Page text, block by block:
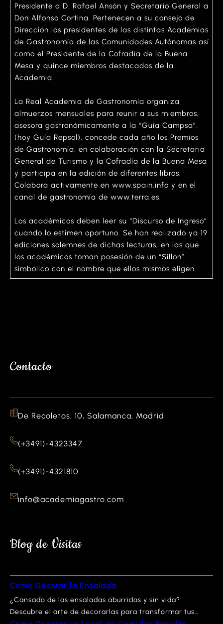
Presidente a D. Rafael Ansón y Secretario General a
Don Alfonso Cortina. Pertenecen a su consejo de
Dirección los presidentes de las distintas Academias
de Gastronomía de las Comunidades Autónomas así
como el Presidente de la Cofradía de la Buena
Mesa y quince miembros destacados de la
Academia.
La Real Academia de Gastronomía organiza
almuerzos mensuales para reunir a sus miembros,
asesora gastronómicamente a la “Guía Campsa”,
(hoy Guía Repsol), concede cada año los Premios
de Gastronomía, en colaboración con la Secretaria
General de Turismo y la Cofradía de la Buena Mesa
y participa en la edición de diferentes libros.
Colabora activamente en www.spain.info y en el
canal de gastronomía de www.terra.es.
Los académicos deben leer su “Discurso de Ingreso”
cuando lo estimen oportuno. Se han realizado ya 19
ediciones solemnes de dichas lecturas, en las que
los académicos toman posesión de un “Sillón”
simbólico con el nombre que ellos mismos eligen.
Contacto
De Recoletos, 10, Salamanca, Madrid
(+3491)-4323347
(+3491)-4321810
info@academiagastro.com
Blog de Visitas
Cómo Decorar la Ensalada
¿Cansado de las ensaladas aburridas y sin vida?
Descubre el arte de decorarlas para transformar tus